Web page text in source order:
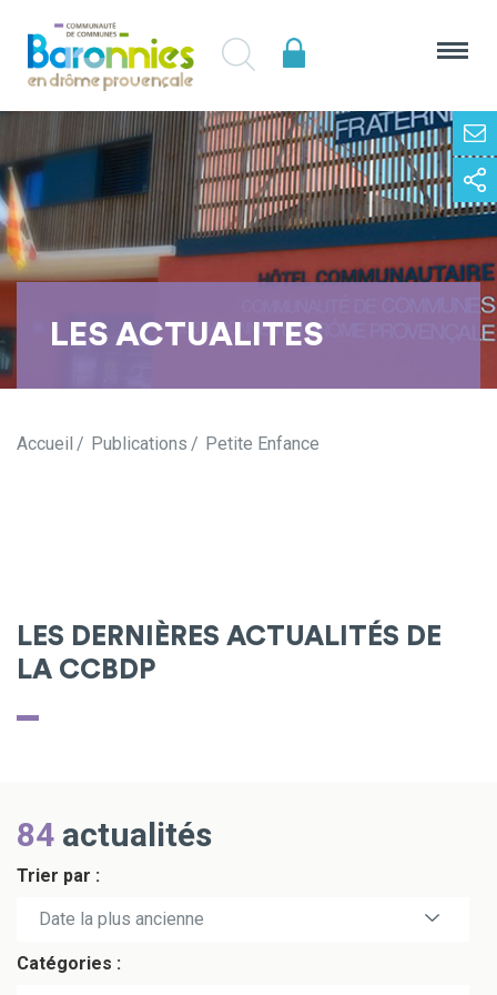
LES ACTUALITES
Accueil Publications Petite Enfance
LES DERNIÈRES ACTUALITÉS DE
LA CCBDP
84 actualités
Trier par :
Date la plus récente
Date la plus ancienne
Catégories :